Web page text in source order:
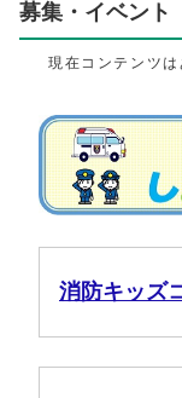
募集・イベント
現在コンテンツは
消防キッズ